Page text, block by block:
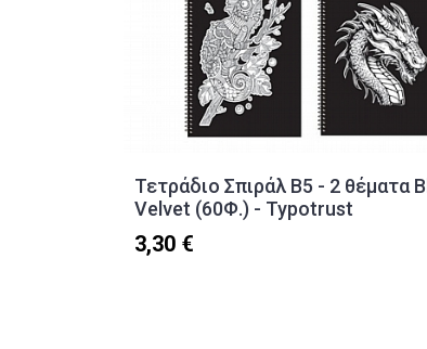
Τετράδιο Σπιράλ Β5 - 2 θέματα
Velvet (60Φ.) - Typotrust
3,30 €